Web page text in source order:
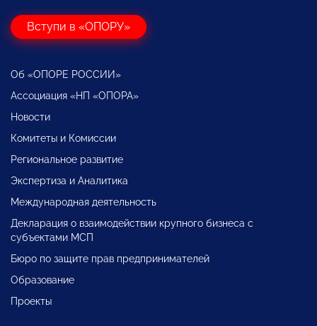
Вступи в «ОПОРУ»
Об «ОПОРЕ РОССИИ»
Ассоциация «НП «ОПОРА»
Новости
Комитеты и Комиссии
Региональное развитие
Экспертиза и Аналитика
Международная деятельность
Декларация о взаимодействии крупного бизнеса с
субъектами МСП
Бюро по защите прав предпринимателей
Образование
Проекты